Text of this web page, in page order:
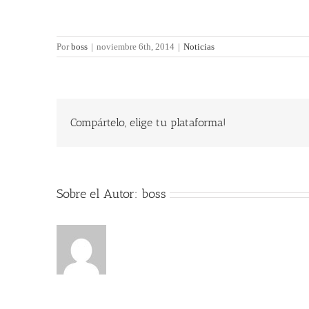
Porboss | noviembre 6th, 2014 | Noticias
Compártelo, elige tu plataforma!
Sobre el Autor: boss